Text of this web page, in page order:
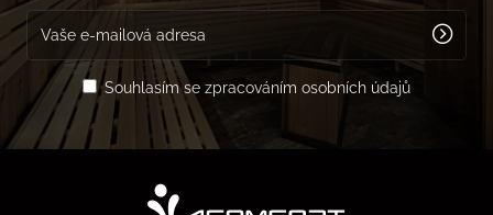
Souhlasím se zpracováním osobních údajů